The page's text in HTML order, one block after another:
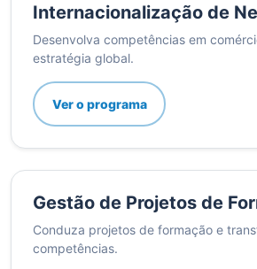
Internacionalização de
Desenvolva competências em
estratégia global.
Ver o programa
Gestão de Projetos de
Conduza projetos de formação e
competências.